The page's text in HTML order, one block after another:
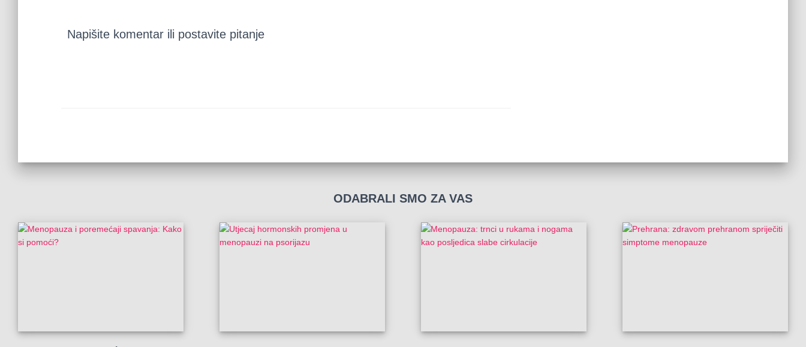
Napišite komentar ili postavite pitanje
ODABRALI SMO ZA VAS